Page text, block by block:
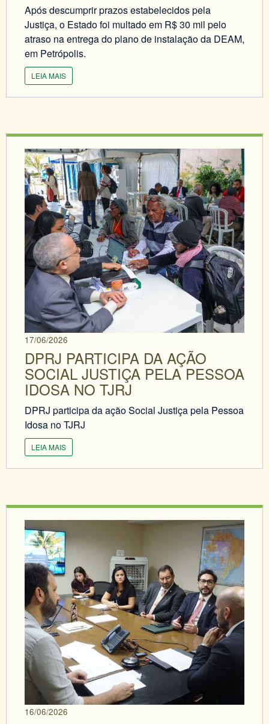
Após descumprir prazos estabelecidos pela
Justiça, o Estado foi multado em R$ 30 mil pelo
atraso na entrega do plano de instalação da DEAM,
em Petrópolis.
LEIA MAIS
17/06/2026
DPRJ PARTICIPA DA AÇÃO
SOCIAL JUSTIÇA PELA PESSOA
IDOSA NO TJRJ
DPRJ participa da ação Social Justiça pela Pessoa
Idosa no TJRJ
LEIA MAIS
16/06/2026